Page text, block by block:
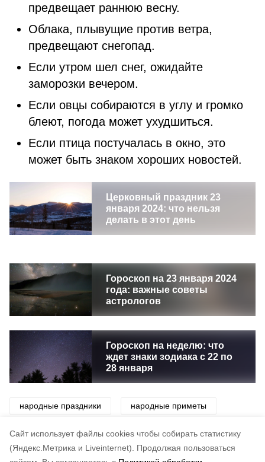
Cайт использует файлы cookies чтобы собирать статистику
(Яндекс.Метрика и Liveinternet).
Продолжая пользоваться
предвещает раннюю весну.
Облака, плывущие против ветра,
предвещают снегопад.
Если утром шел снег, ожидайте
заморозки вечером.
Если овцы собираются в углу и громко
блеют, погода может ухудшиться.
Если птица постучалась в окно, это
может быть знаком хороших новостей.
Церковный праздник 23
января 2024: что нельзя
делать в этот день
Гороскоп на 23 января 2024
года: важные советы
астрологов
Гороскоп на неделю: что
ждет знаки зодиака с 22 по
28 января
народные праздники народные приметы
приметы праздники традиции